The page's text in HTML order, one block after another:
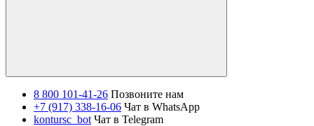
8 800 101-41-26 Позвоните нам
+7 (917) 338-16-06 Чат в WhatsApp
kontursc_bot Чат в Telegram